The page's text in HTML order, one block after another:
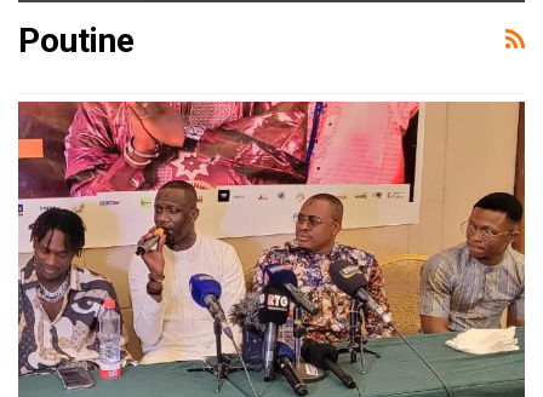
Poutine